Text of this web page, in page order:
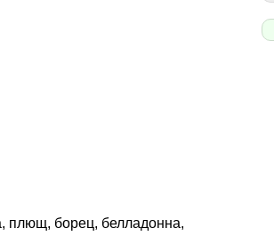
плющ, борец, белладонна,